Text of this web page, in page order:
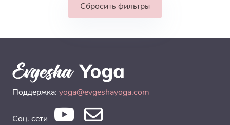
Сбросить фильтры
Поддержка: yoga@evgeshayoga.com
Соц. сети